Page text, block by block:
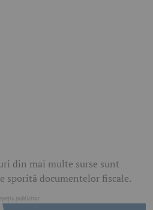
din mai multe surse sunt
sporită documentelor fiscale.